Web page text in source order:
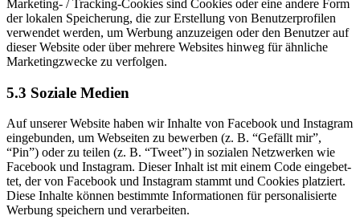
Mar­ke­ting- / Track­ing-Coo­kies sind Coo­kies oder eine ande­re Form
der loka­len Spei­che­rung, die zur Erstel­lung von Benut­zer­pro­fi­len
ver­wen­det wer­den, um Wer­bung anzu­zei­gen oder den Benut­zer auf
die­ser Web­site oder über meh­re­re Web­sites hin­weg für ähn­li­che
Mar­ke­ting­zwe­cke zu verfolgen.
5.3 Sozia­le Medien
Auf unse­rer Web­site haben wir Inhal­te von Face­book und Insta­gram
ein­ge­bun­den, um Web­sei­ten zu bewer­ben (z. B. “Gefällt mir”,
“Pin”) oder zu tei­len (z. B. “Tweet”) in sozia­len Netz­wer­ken wie
Face­book und Insta­gram. Die­ser Inhalt ist mit einem Code ein­ge­bet­
tet, der von Face­book und Insta­gram stammt und Coo­kies plat­ziert.
Die­se Inhal­te kön­nen bestimm­te Infor­ma­tio­nen für per­so­na­li­sier­te
Wer­bung spei­chern und verarbeiten.